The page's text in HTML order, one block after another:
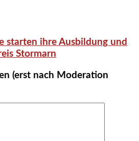
starten ihre Ausbildung und
Stormarn
(erst nach Moderation